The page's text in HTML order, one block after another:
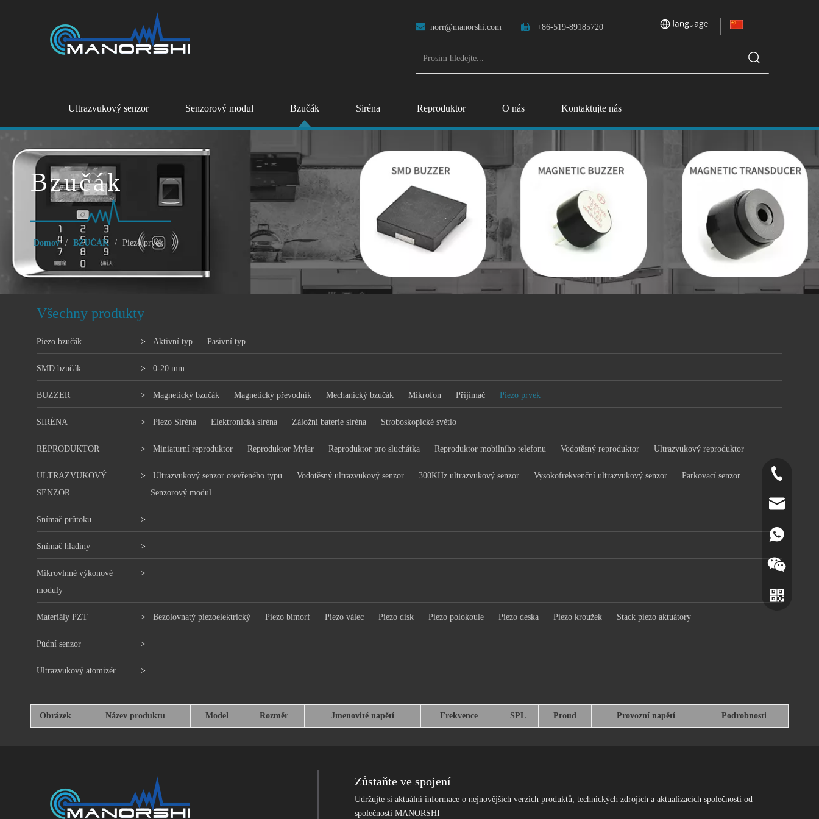
 norr@manorshi.com  +86-519-89185720
Ultrazvukový senzor Senzorový modul Bzučák Siréna Reproduktor O nás Kontaktujte nás
Bzučák
Domov / BZUČÁK / Piezo prvek
Všechny produkty
Piezo bzučák > Aktivní typ Pasivní typ
SMD bzučák > 0-20 mm
BUZZER > Magnetický bzučák Magnetický převodník Mechanický bzučák Mikrofon Přijímač Piezo prvek
SIRÉNA > Piezo Siréna Elektronická siréna Záložní baterie siréna Stroboskopické světlo
REPRODUKTOR > Miniaturní reproduktor Reproduktor Mylar Reproduktor pro sluchátka Reproduktor mobilního telefonu Vodotěsný reproduktor Ultrazvukový reproduktor
ULTRAZVUKOVÝ
SENZOR
> Ultrazvukový senzor otevřeného typu Vodotěsný ultrazvukový senzor 300KHz ultrazvukový senzor Vysokofrekvenční ultrazvukový senzor
Parkovací senzor
Senzorový modul
Snímač průtoku >
Snímač hladiny >
Mikrovlnné výkonové
moduly
>
Materiály PZT > Bezolovnatý piezoelektrický Piezo bimorf Piezo válec Piezo disk Piezo polokoule Piezo deska Piezo kroužek Stack piezo aktuátory
Půdní senzor >
Ultrazvukový atomizér >
Obrázek Název produktu Model Rozměr Jmenovité napětí Frekvence SPL Proud Provozní napětí Podrobnosti
Zůstaňte ve spojení
Udržujte si aktuální informace o nejnovějších verzích produktů, technických zdrojích a aktualizacích společnosti od
společnosti MANORSHI
+86-519-